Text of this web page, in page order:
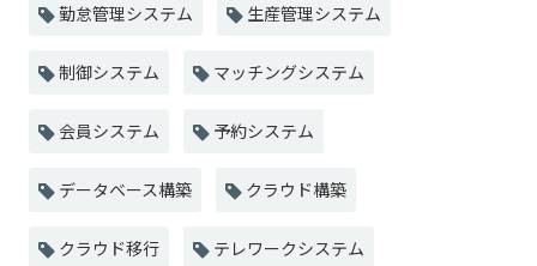
勤怠管理システム 生産管理システム
制御システム マッチングシステム
会員システム 予約システム
データベース構築 クラウド構築
クラウド移行 テレワークシステム